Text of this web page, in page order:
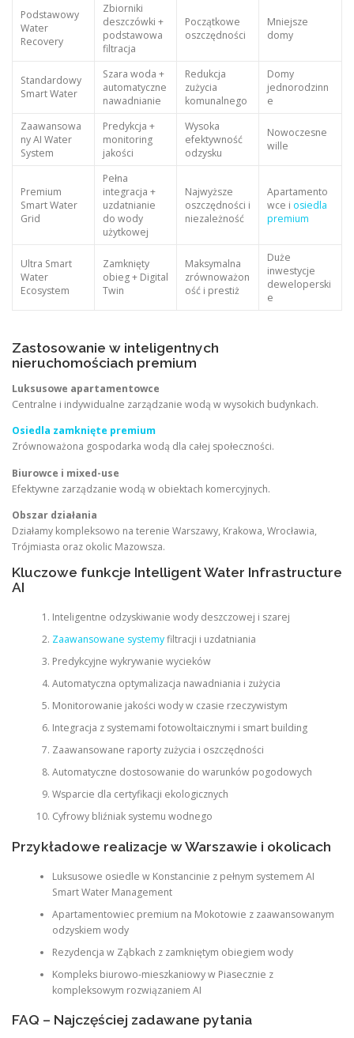
Podstawowy
Water
Recovery
Zbiorniki
deszczówki +
podstawowa
filtracja
Początkowe
oszczędności
Mniejsze
domy
Standardowy
Smart Water
Szara woda +
automatyczne
nawadnianie
Redukcja
zużycia
komunalnego
Domy
jednorodzinn
e
Zaawansowa
ny AI Water
System
Predykcja +
monitoring
jakości
Wysoka
efektywność
odzysku
Nowoczesne
wille
Premium
Smart Water
Grid
Pełna
integracja +
uzdatnianie
do wody
użytkowej
Najwyższe
oszczędności i
niezależność
Apartamento
wce i osiedla
premium
Ultra Smart
Water
Ecosystem
Zamknięty
obieg + Digital
Twin
Maksymalna
zrównoważon
ość i prestiż
Duże
inwestycje
deweloperski
e
Zastosowanie w inteligentnych
nieruchomościach premium
Luksusowe apartamentowce
Centralne i indywidualne zarządzanie wodą w wysokich budynkach.
Osiedla zamknięte premium
Zrównoważona gospodarka wodą dla całej społeczności.
Biurowce i mixed-use
Efektywne zarządzanie wodą w obiektach komercyjnych.
Obszar działania
Działamy kompleksowo na terenie Warszawy, Krakowa, Wrocławia,
Trójmiasta oraz okolic Mazowsza.
Kluczowe funkcje Intelligent Water Infrastructure
AI
Inteligentne odzyskiwanie wody deszczowej i szarej
Zaawansowane systemyfiltracji i uzdatniania
Predykcyjne wykrywanie wycieków
Automatyczna optymalizacja nawadniania i zużycia
Monitorowanie jakości wody w czasie rzeczywistym
Integracja z systemami fotowoltaicznymi i smart building
Zaawansowane raporty zużycia i oszczędności
Automatyczne dostosowanie do warunków pogodowych
Wsparcie dla certyfikacji ekologicznych
Cyfrowy bliźniak systemu wodnego
Przykładowe realizacje w Warszawie i okolicach
Luksusowe osiedle w Konstancinie z pełnym systemem AI
Smart Water Management
Apartamentowiec premium na Mokotowie z zaawansowanym
odzyskiem wody
Rezydencja w Ząbkach z zamkniętym obiegiem wody
Kompleks biurowo-mieszkaniowy w Piasecznie z
kompleksowym rozwiązaniem AI
FAQ – Najczęściej zadawane pytania